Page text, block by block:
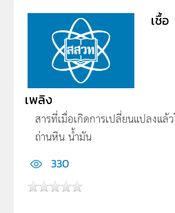
เชื้อ
เพลิง
สารที่เมื่อเกิดการเปลี่ยนแปลงแล้
ถ่านหิน น้ำมัน
330